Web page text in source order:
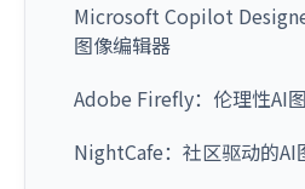
Microsoft Copilot
图像编辑器
Adobe Firefly：伦理性AI
NightCafe：社区驱动的AI